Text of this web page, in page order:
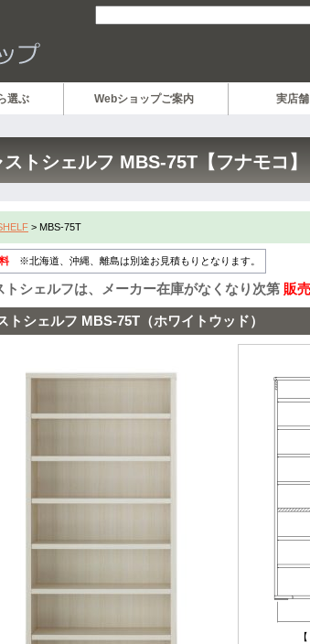
ストシェルフ MBS-75T【フナモコ】
> MBS-75T
※北海道、沖縄、離島は別途お見積もりとなります。
トシェルフは、メーカー在庫がなくなり次第販
トシェルフ MBS-75T（ホワイトウッド）
選ぶ Webショップご案内 実店